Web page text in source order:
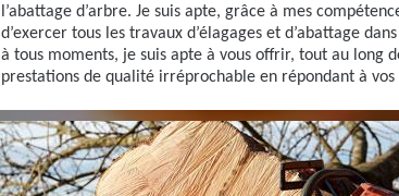
l’abattage d’arbre. Je suis apte, grâce à mes
d’exercer tous les travaux d’élagages et d’abattage
à tous moments, je suis apte à vous offrir, tout au long
prestations de qualité irréprochable en répondant à vos